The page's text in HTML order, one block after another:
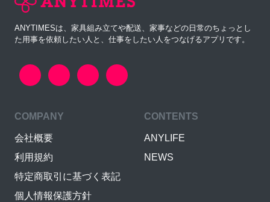
ANYTIMESは、家具組み立てや配送、家事などの日常のちょっとし
た用事を依頼したい人と、仕事をしたい人をつなげるアプリです。
COMPANY
会社概要
利用規約
特定商取引に基づく表記
個人情報保護方針
CONTENTS
ANYLIFE
NEWS